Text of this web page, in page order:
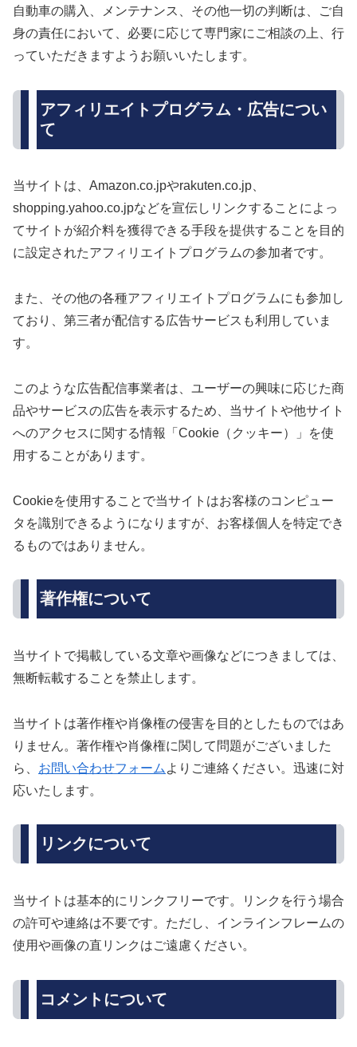
自動車の購入、メンテナンス、その他一切の判断は、ご自
身の責任において、必要に応じて専門家にご相談の上、行
っていただきますようお願いいたします。
アフィリエイトプログラム・広告につい
て
当サイトは、Amazon.co.jpやrakuten.co.jp、
shopping.yahoo.co.jpなどを宣伝しリンクすることによっ
てサイトが紹介料を獲得できる手段を提供することを目的
に設定されたアフィリエイトプログラムの参加者です。
また、その他の各種アフィリエイトプログラムにも参加し
ており、第三者が配信する広告サービスも利用していま
す。
このような広告配信事業者は、ユーザーの興味に応じた商
品やサービスの広告を表示するため、当サイトや他サイト
へのアクセスに関する情報「Cookie（クッキー）」を使
用することがあります。
Cookieを使用することで当サイトはお客様のコンピュー
タを識別できるようになりますが、お客様個人を特定でき
るものではありません。
著作権について
当サイトで掲載している文章や画像などにつきましては、
無断転載することを禁止します。
当サイトは著作権や肖像権の侵害を目的としたものではあ
りません。著作権や肖像権に関して問題がございました
ら、 お問い合わせフォーム よりご連絡ください。迅速に対
応いたします。
リンクについて
当サイトは基本的にリンクフリーです。リンクを行う場合
の許可や連絡は不要です。ただし、インラインフレームの
使用や画像の直リンクはご遠慮ください。
コメントについて